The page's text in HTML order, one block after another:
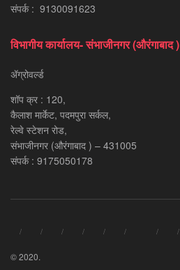
संपर्क : 9130091623
विभागीय कार्यालय- संभाजीनगर (औरंगाबाद )
ॲग्रोवर्ल्ड
शॉप क्र : 120,
कैलाश मार्केट, पदमपुरा सर्कल,
रेल्वे स्टेशन रोड,
संभाजीनगर (औरंगाबाद ) – 431005
संपर्क : 9175050178
© 2020.